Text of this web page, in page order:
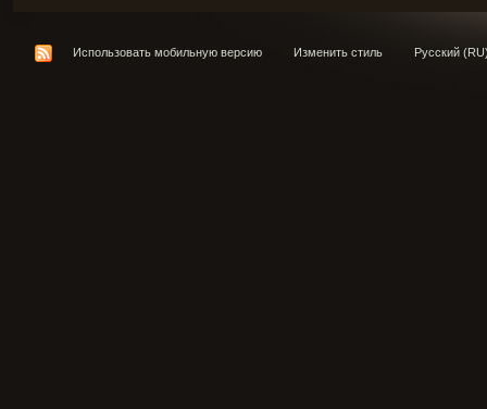
Использовать мобильную версию Изменить стиль Русский